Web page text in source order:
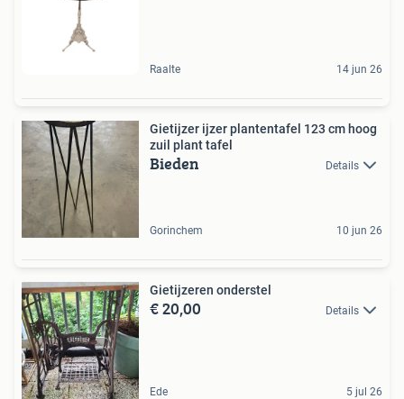
Raalte 14 jun 26
Gietijzer ijzer plantentafel 123 cm hoog
zuil plant tafel
Bieden Details
Gorinchem 10 jun 26
Gietijzeren onderstel
€ 20,00 Details
Ede 5 jul 26